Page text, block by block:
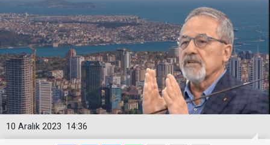
14:36
10 Aralık 2023